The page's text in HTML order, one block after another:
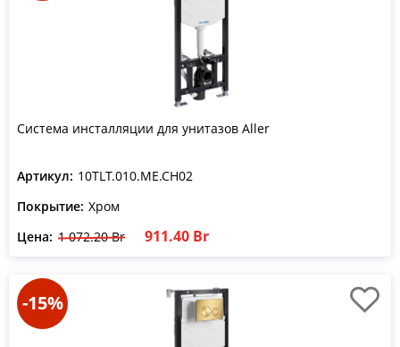
Система инсталляции для унитазов Aller
Артикул: 10TLT.010.ME.CH02
Покрытие: Хром
Цена: 1 072.20 Br 911.40 Br
-15%